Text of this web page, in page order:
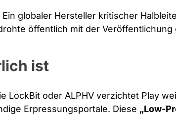
Ein globaler Hersteller kritischer
öffentlich mit der
ist
LockBit oder ALPHV verzichtet Play
Erpressungsportale. Diese „Low-